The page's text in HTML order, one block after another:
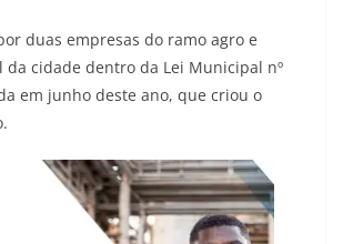
duas empresas do ramo agro e
da cidade dentro da Lei Municipal nº
em junho deste ano, que criou o